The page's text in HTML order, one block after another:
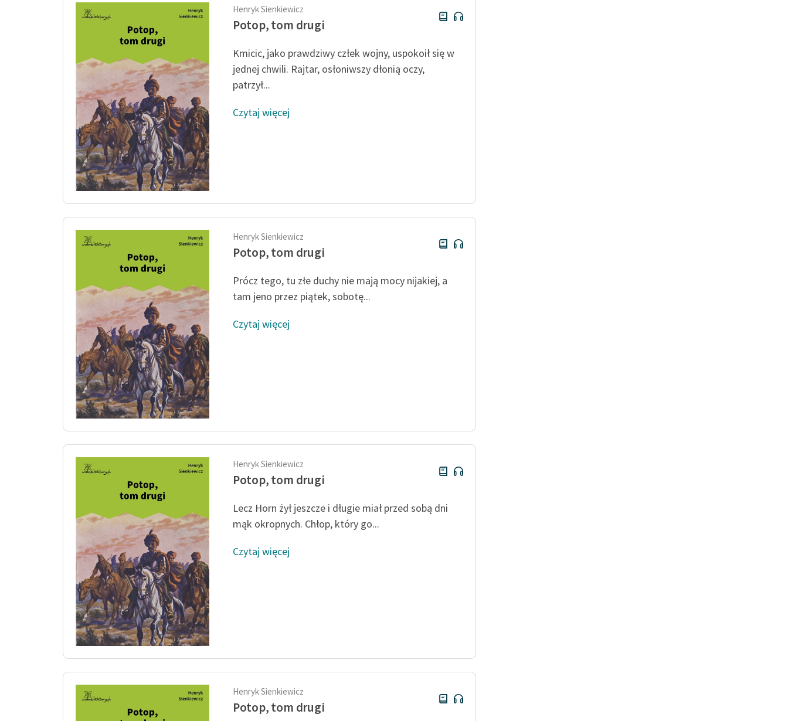
Henryk Sienkiewicz
Potop, tom drugi
Kmicic, jako prawdziwy człek wojny, uspokoił się w
jednej chwili. Rajtar, osłoniwszy dłonią oczy,
patrzył...
Czytaj więcej
Henryk Sienkiewicz
Potop, tom drugi
Prócz tego, tu złe duchy nie mają mocy nijakiej, a
tam jeno przez piątek, sobotę...
Czytaj więcej
Henryk Sienkiewicz
Potop, tom drugi
Lecz Horn żył jeszcze i długie miał przed sobą dni
mąk okropnych. Chłop, który go...
Czytaj więcej
Henryk Sienkiewicz
Potop, tom drugi